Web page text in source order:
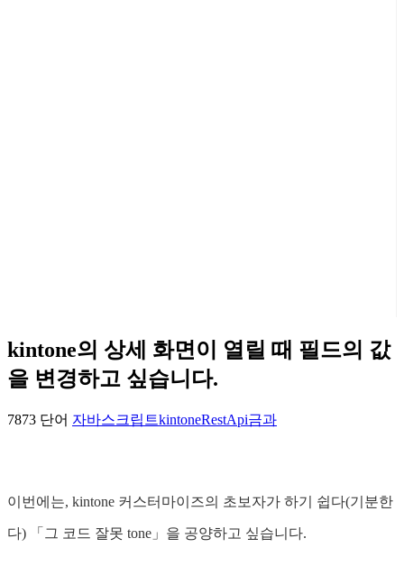
kintone의 상세 화면이 열릴 때 필드의 값
을 변경하고 싶습니다.
7873 단어 자바스크립트kintoneRestApi금과
이번에는, kintone 커스터마이즈의 초보자가 하기 쉽다(기분한
다) 「그 코드 잘못 tone」을 공양하고 싶습니다.